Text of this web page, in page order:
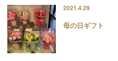
2021.4.29
母の日ギフト